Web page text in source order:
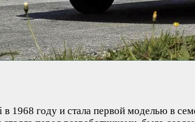
1968 году и стала первой моделью в